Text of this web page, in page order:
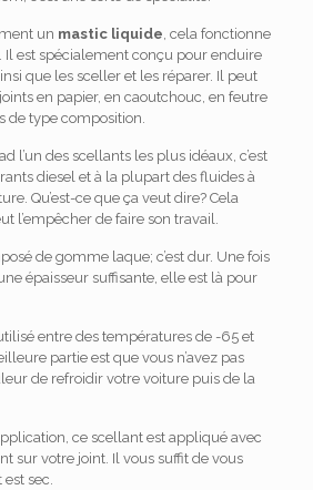
un mastic liquide, cela fonctionne
est spécialement conçu pour enduire
que les sceller et les réparer. Il peut
en papier, en caoutchouc, en feutre
de type composition.
l’un des scellants les plus idéaux, c’est
diesel et à la plupart des fluides à
Qu’est-ce que ça veut dire? Cela
l’empêcher de faire son travail.
de gomme laque; c’est dur. Une fois
épaisseur suffisante, elle est là pour
entre des températures de -65 et
partie est que vous n’avez pas
de refroidir votre voiture puis de la
ce scellant est appliqué avec
sur votre joint. Il vous suffit de vous
sec.